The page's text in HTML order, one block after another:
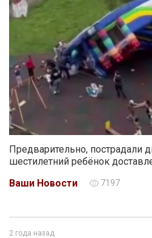
Предварительно, пострадали
шестилетний ребёнок
Ваши Новости
7197
2 года назад